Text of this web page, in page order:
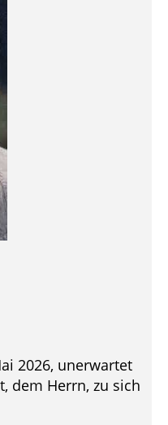
2026, unerwartet
dem Herrn, zu sich